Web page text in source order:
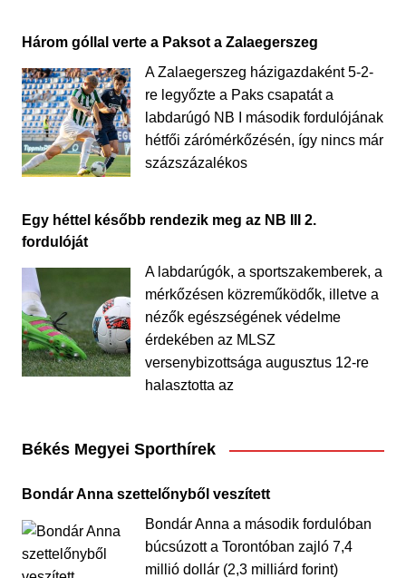
Három góllal verte a Paksot a Zalaegerszeg
A Zalaegerszeg házigazdaként 5-2-
re legyőzte a Paks csapatát a
labdarúgó NB I második fordulójának
hétfői zárómérkőzésén, így nincs már
százszázalékos
Egy héttel később rendezik meg az NB III 2.
fordulóját
A labdarúgók, a sportszakemberek, a
mérkőzésen közreműködők, illetve a
nézők egészségének védelme
érdekében az MLSZ
versenybizottsága augusztus 12-re
halasztotta az
Békés Megyei Sporthírek
Bondár Anna szettelőnyből veszített
Bondár Anna a második fordulóban
búcsúzott a Torontóban zajló 7,4
millió dollár (2,3 milliárd forint)